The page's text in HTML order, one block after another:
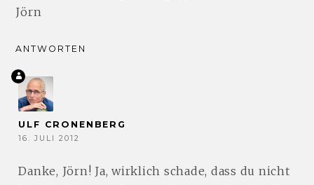
Jörn
ANTWORTEN
ULF CRONENBERG
16. JULI 2012
Danke, Jörn! Ja, wirklich schade, dass du nicht